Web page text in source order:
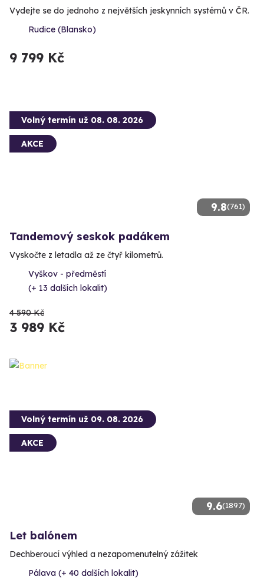
Vydejte se do jednoho z největších jeskynních systémů v ČR.
Rudice (Blansko)
9 799 Kč
9.8(761)
Volný termín už 08. 08. 2026
AKCE
Tandemový seskok padákem
Vyskočte z letadla až ze čtyř kilometrů.
Vyškov - předměstí
(+ 13 dalších lokalit)
4 590 Kč
3 989 Kč
9.6(1897)
Volný termín už 09. 08. 2026
AKCE
Let balónem
Dechberoucí výhled a nezapomenutelný zážitek
Pálava (+ 40 dalších lokalit)